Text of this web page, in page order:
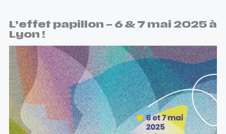
L’effet papillon – 6 & 7 mai 2025 à
Lyon !